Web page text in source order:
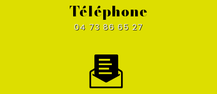
Téléphone
04 73 86 65 27